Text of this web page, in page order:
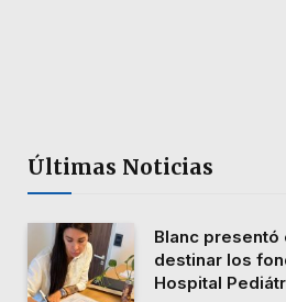
Últimas Noticias
Blanc
destinar los
Hospital